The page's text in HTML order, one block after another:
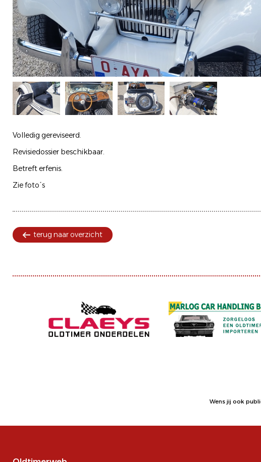
Volledig gereviseerd.
Revisiedossier beschikbaar.
Betreft erfenis.
Zie foto´s
terug naar overzicht
Wens jij ook